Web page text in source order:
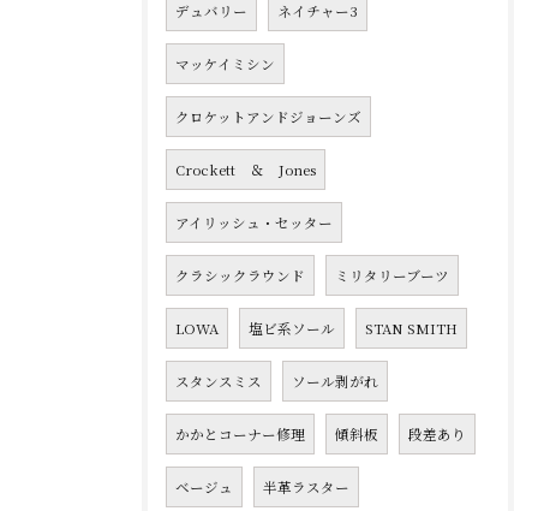
デュバリー ネイチャー3
マッケイミシン
クロケットアンドジョーンズ
Crockett ＆ Jones
アイリッシュ・セッター
クラシックラウンド ミリタリーブーツ
LOWA 塩ビ系ソール STAN SMITH
スタンスミス ソール剥がれ
かかとコーナー修理 傾斜板 段差あり
ベージュ 半革ラスター